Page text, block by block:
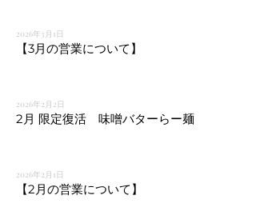
2026年3月1日
【3月の営業について】
2026年2月2日
2月 限定復活 味噌バターらー麺
2026年2月1日
【2月の営業について】